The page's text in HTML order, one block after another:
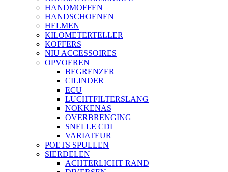
HANDMOFFEN
HANDSCHOENEN
HELMEN
KILOMETERTELLER
KOFFERS
NIU ACCESSOIRES
OPVOEREN
BEGRENZER
CILINDER
ECU
LUCHTFILTERSLANG
NOKKENAS
OVERBRENGING
SNELLE CDI
VARIATEUR
POETS SPULLEN
SIERDELEN
ACHTERLICHT RAND